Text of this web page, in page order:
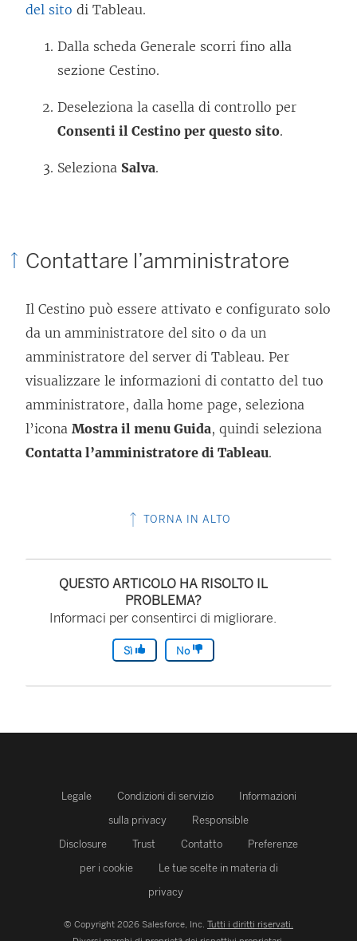
del sito di Tableau.
Dalla scheda Generale scorri fino alla
sezione Cestino.
Deseleziona la casella di controllo per
Consenti il Cestino per questo sito.
Seleziona Salva.
Contattare l’amministratore
Il Cestino può essere attivato e configurato solo
da un amministratore del sito o da un
amministratore del server di Tableau. Per
visualizzare le informazioni di contatto del tuo
amministratore, dalla home page, seleziona
l’icona Mostra il menu Guida, quindi seleziona
Contatta l’amministratore di Tableau.
TORNA IN ALTO
QUESTO ARTICOLO HA RISOLTO IL
PROBLEMA?
Informaci per consentirci di migliorare.
Sì No
Legale Condizioni di servizio
Informazioni
sulla privacy
Responsible
Disclosure
Trust Contatto
Preferenze
per i cookie
Le tue scelte in materia di
privacy
© Copyright 2026 Salesforce, Inc. Tutti i diritti riservati.